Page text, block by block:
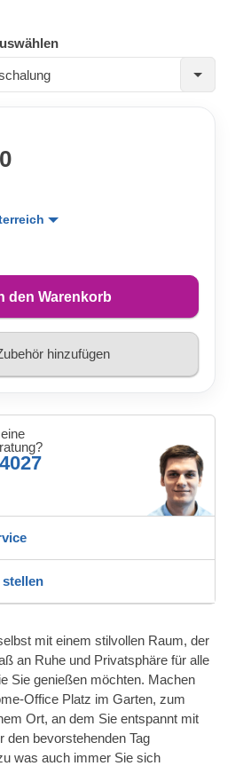
den Warenkorb
hinzufügen
stellen
mit einem stilvollen Raum, der
an Ruhe und Privatsphäre für alle
Sie genießen möchten. Machen
Office Platz im Garten, zum
Ort, an dem Sie entspannt mit
den bevorstehenden Tag
was auch immer Sie sich